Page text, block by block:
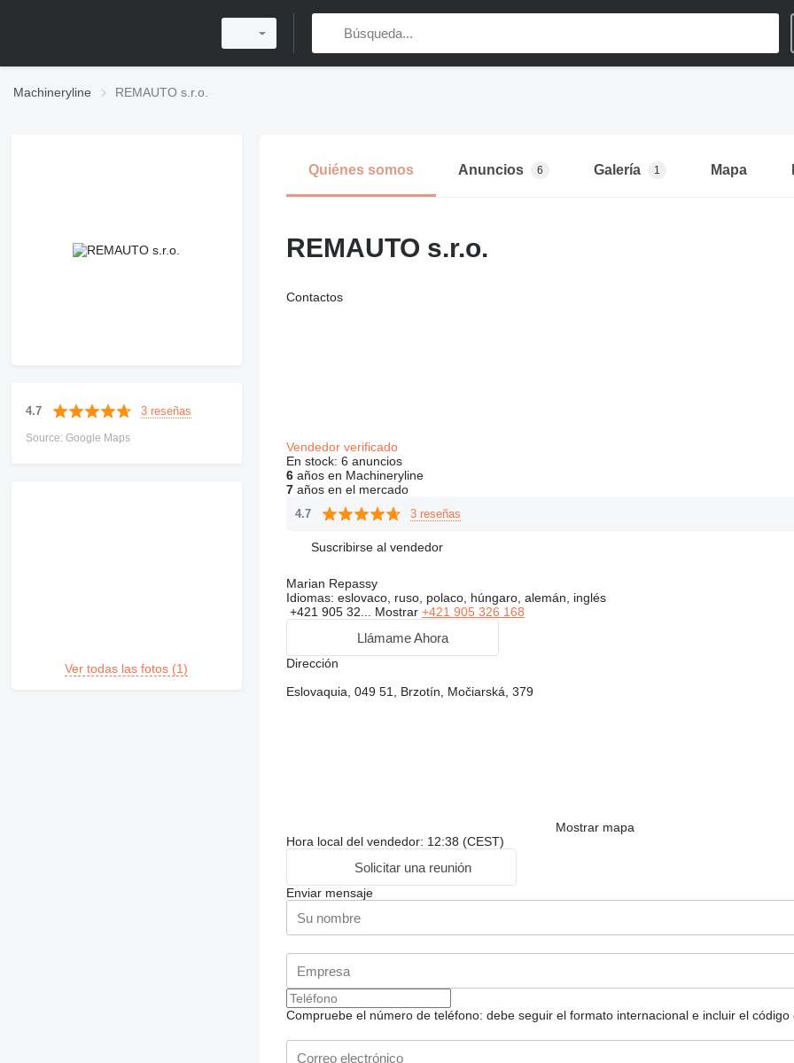
Machineryline REMAUTO s.r.o.
4.7 3 reseñas
Source: Google Maps
Ver todas las fotos (1)
Quiénes somos Anuncios 6 Galería 1 Mapa
REMAUTO s.r.o.
Contactos
Vendedor verificado
En stock: 6 anuncios
6años en Machineryline
7años en el mercado
4.7 3 reseñas
Suscribirse al vendedor
Marian Repassy
Idiomas: eslovaco, ruso, polaco, húngaro, alemán, inglés
+421 905 32... Mostrar +421 905 326 168
Llámame Ahora
Dirección
Eslovaquia, 049 51, Brzotín, Močiarská, 379
Mostrar mapa
Hora local del vendedor: 12:38 (CEST)
Solicitar una reunión
Enviar mensaje
Compruebe el número de teléfono: debe seguir el formato internacional e incluir el código